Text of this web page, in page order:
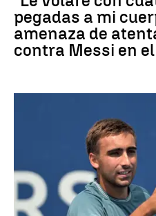
pegadas a mi
amenaza de
contra Messi en